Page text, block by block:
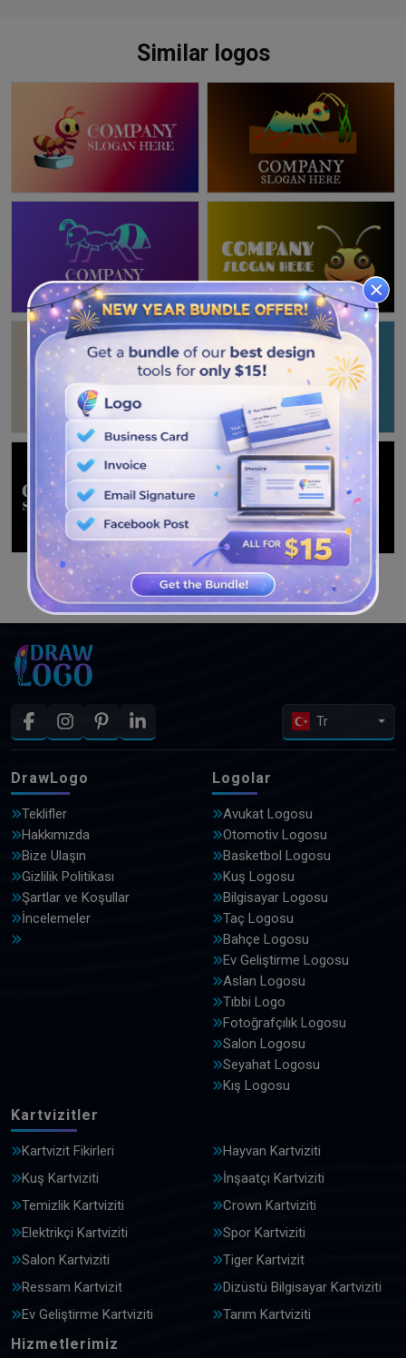
Similar logos
DAHA FAZLA TASARIM GÖRÜN
Tr
DrawLogo
Teklifler
Hakkımızda
Bize Ulaşın
Gizlilik Politikası
Şartlar ve Koşullar
İncelemeler
Logolar
Avukat Logosu
Otomotiv Logosu
Basketbol Logosu
Kuş Logosu
Bilgisayar Logosu
Taç Logosu
Bahçe Logosu
Ev Geliştirme Logosu
Aslan Logosu
Tıbbi Logo
Fotoğrafçılık Logosu
Salon Logosu
Seyahat Logosu
Kış Logosu
Kartvizitler
Kartvizit Fikirleri
Hayvan Kartviziti
Kuş Kartviziti
İnşaatçı Kartviziti
Temizlik Kartviziti
Crown Kartviziti
Elektrikçi Kartviziti
Spor Kartviziti
Salon Kartviziti
Tiger Kartvizit
Ressam Kartvizit
Dizüstü Bilgisayar Kartviziti
Ev Geliştirme Kartviziti
Tarım Kartviziti
Hizmetlerimiz